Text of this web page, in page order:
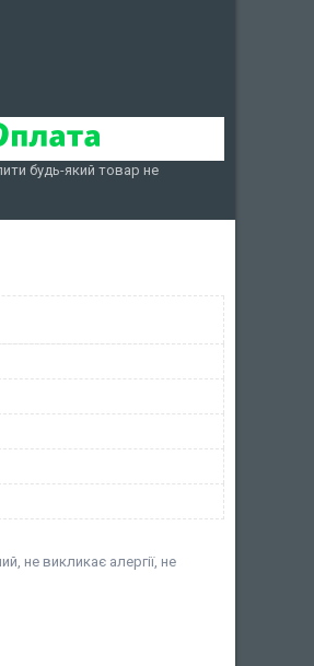
будь-який товар не
не викликає алергії, не